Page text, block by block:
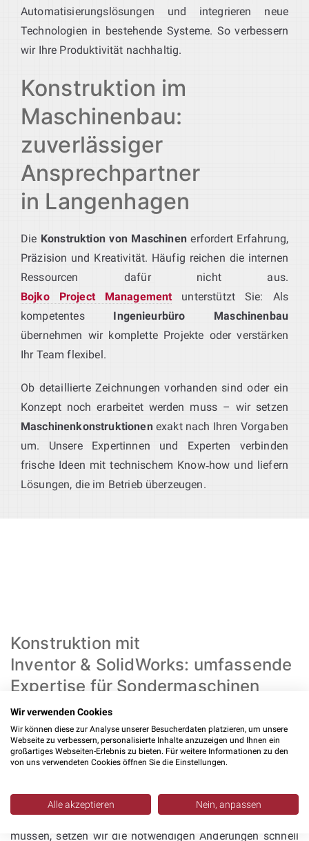
Automatisierungslösungen und integrieren neue
Technologien in bestehende Systeme. So verbessern
wir Ihre Produktivität nachhaltig.
Konstruktion im
Maschinenbau:
zuverlässiger
Ansprechpartner
in Langenhagen
Die Konstruktion von Maschinen erfordert Erfahrung,
Präzision und Kreativität. Häufig reichen die internen
Ressourcen dafür nicht aus.
Bojko Project Managementunterstützt Sie: Als
kompetentes Ingenieurbüro Maschinenbau
übernehmen wir komplette Projekte oder verstärken
Ihr Team flexibel.
Ob detaillierte Zeichnungen vorhanden sind oder ein
Konzept noch erarbeitet werden muss – wir setzen
Maschinenkonstruktionen exakt nach Ihren Vorgaben
um. Unsere Expertinnen und Experten verbinden
frische Ideen mit technischem Know‑how und liefern
Lösungen, die im Betrieb überzeugen.
Konstruktion mit
Inventor & SolidWorks: umfassende
Expertise für Sondermaschinen
Unsere Konstruktionsleistungen
Spektrum des Maschinenbaus ab. Wir entwickeln
Einzelteilkonstruktionen, erstellen
übernehmenAnpassungskonstruktionen. Wenn
vorhandene Maschinen neue Anforderungen erfüllen
müssen, setzen wir die notwendigen Änderungen schnell
Wir verwenden Cookies
Wir können diese zur Analyse unserer Besucherdaten platzieren, um unsere
Webseite zu verbessern, personalisierte Inhalte anzuzeigen und Ihnen ein
großartiges Webseiten-Erlebnis zu bieten. Für weitere Informationen zu den
von uns verwendeten Cookies öffnen Sie die Einstellungen.
Alle akzeptieren Nein, anpassen